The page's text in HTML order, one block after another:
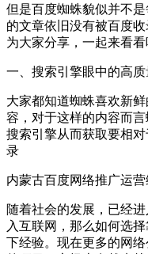
但是百度蜘蛛貌似并不
的文章依旧没有被百度
为大家分享，一起来看看
一、搜索引擎眼中的高质
大家都知道蜘蛛喜欢新
容，对于这样的内容而
搜索引擎从而获取要相
录
内蒙古百度网络推广运营
随着社会的发展，已经
入互联网，那么如何选
下经验。现在更多的网